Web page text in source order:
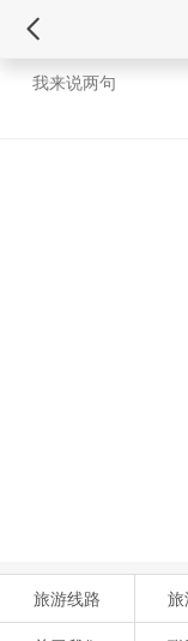
旅游线路 旅